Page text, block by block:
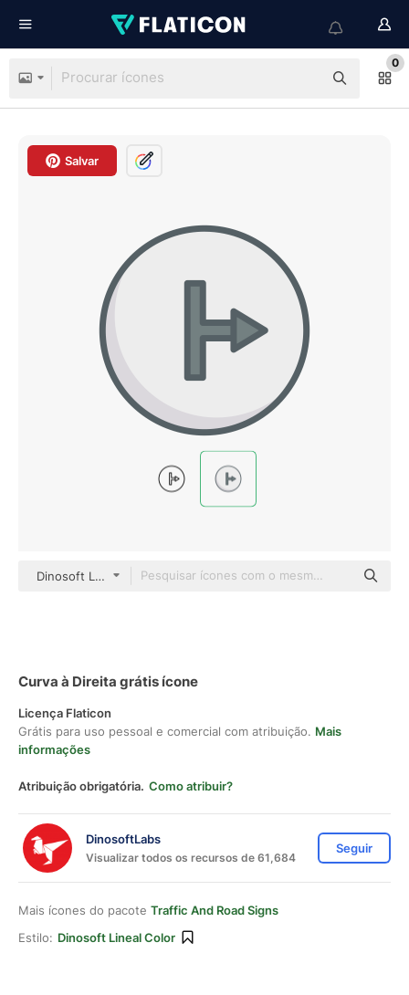
0
Salvar
Dinosoft Lineal Color
Curva à Direita grátis ícone
Licença Flaticon
Grátis para uso pessoal e comercial com atribuição. Mais
informações
Atribuição obrigatória. Como atribuir?
DinosoftLabs
Visualizar todos os recursos de 61,684
Seguir
Mais ícones do pacote Traffic And Road Signs
Estilo: Dinosoft Lineal Color